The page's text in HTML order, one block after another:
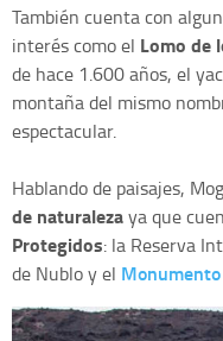
También cuenta con
interés como el Lomo de
de hace 1.600 años, el
montaña del mismo
espectacular.
Hablando de paisajes,
de naturalezaya que
Protegidos: la Reserva
de Nublo y el